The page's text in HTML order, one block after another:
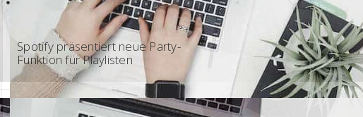
07:00 - Party
Spotify präsentiert neue Party-
Funktion für Playlisten